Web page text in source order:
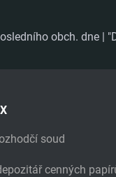
obch. dne |
soud
cenných